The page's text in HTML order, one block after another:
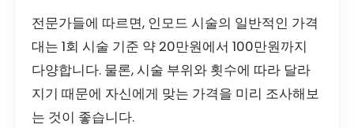
전문가들에 따르면, 인모드 시술의 일반적인 가격
대는 1회 시술 기준 약 20만원에서 100만원까지
다양합니다. 물론, 시술 부위와 횟수에 따라 달라
지기 때문에 자신에게 맞는 가격을 미리 조사해보
는 것이 좋습니다.